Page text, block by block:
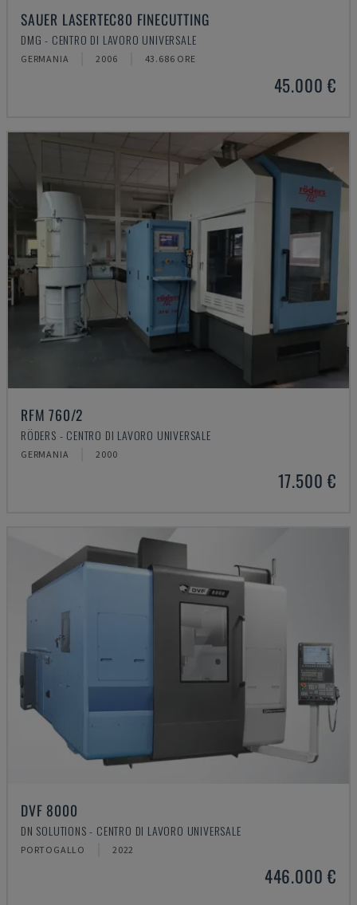
SAUER LASERTEC80 FINECUTTING
DMG - CENTRO DI LAVORO UNIVERSALE
GERMANIA 2006 43.686 ORE
45.000 €
RFM 760/2
RÖDERS - CENTRO DI LAVORO UNIVERSALE
GERMANIA 2000
17.500 €
DVF 8000
DN SOLUTIONS - CENTRO DI LAVORO UNIVERSALE
PORTOGALLO 2022
446.000 €